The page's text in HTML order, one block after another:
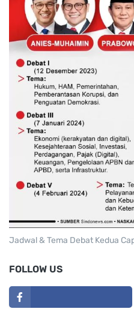
Jadwal & Tema Debat Kedua
FOLLOW US